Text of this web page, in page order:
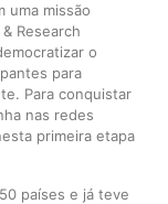
uma missão
Research
o
para
Para conquistar
nas redes
primeira etapa
países e já teve